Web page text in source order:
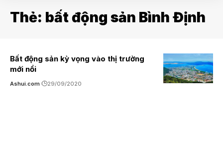
Thẻ: bất động sản Bình Định
Bất động sản kỳ vọng vào thị trường
mới nổi
Ashui.com 29/09/2020